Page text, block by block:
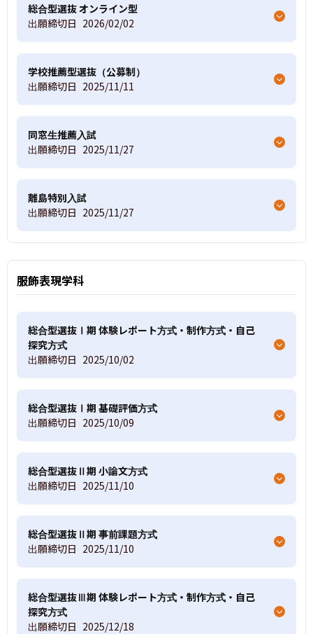
総合型選抜 オンライン型
出願締切日 2026/02/02
学校推薦型選抜（公募制）
出願締切日 2025/11/11
同窓生推薦入試
出願締切日 2025/11/27
離島特別入試
出願締切日 2025/11/27
服飾表現学科
総合型選抜Ⅰ期 体験レポート方式・制作方式・自己
探究方式
出願締切日 2025/10/02
総合型選抜Ⅰ期 基礎評価方式
出願締切日 2025/10/09
総合型選抜Ⅱ期 小論文方式
出願締切日 2025/11/10
総合型選抜Ⅱ期 事前課題方式
出願締切日 2025/11/10
総合型選抜Ⅲ期 体験レポート方式・制作方式・自己
探究方式
出願締切日 2025/12/18